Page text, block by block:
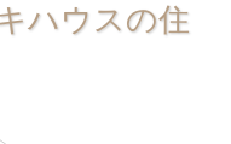
ハウスの住